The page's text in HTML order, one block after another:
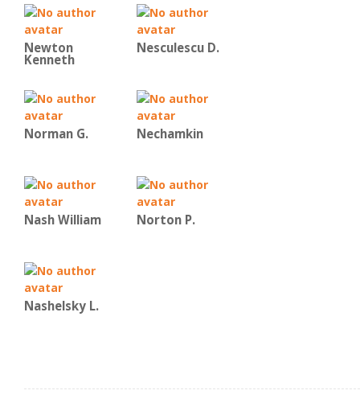
Newton
Kenneth
Nesculescu D.
Norman G. Nechamkin
Nash William Norton P.
Nashelsky L.